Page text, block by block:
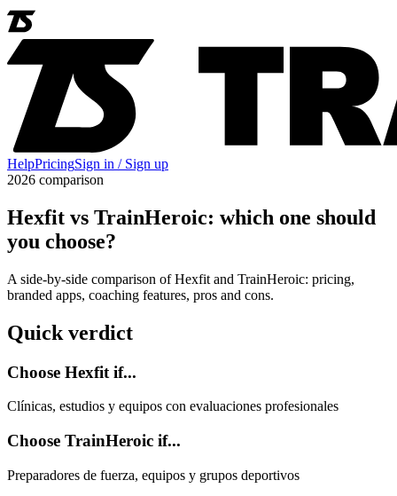
HelpPricingSign in / Sign up
2026 comparison
Hexfit vs TrainHeroic: which one should
you choose?
A side-by-side comparison of Hexfit and TrainHeroic: pricing,
branded apps, coaching features, pros and cons.
Quick verdict
Choose Hexfit if...
Clínicas, estudios y equipos con evaluaciones profesionales
Choose TrainHeroic if...
Preparadores de fuerza, equipos y grupos deportivos